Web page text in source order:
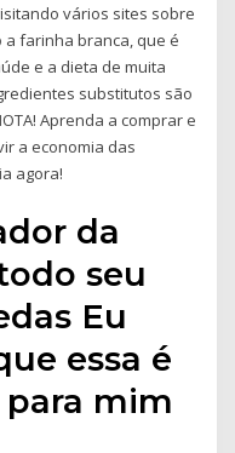
vários sites sobre
a farinha branca, que é
e a dieta de muita
substitutos são
Aprenda a comprar e
a economia das
agora!
da
seu
Eu
essa é
mim